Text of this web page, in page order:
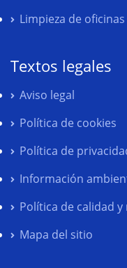
Limpieza de
Textos legales
Aviso legal
Política de cookies
Política de
Información
Política de calidad
Mapa del sitio